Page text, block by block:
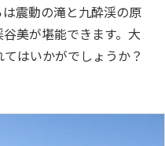
震動の滝と九酔渓の原
美が堪能できます。大
はいかがでしょうか？